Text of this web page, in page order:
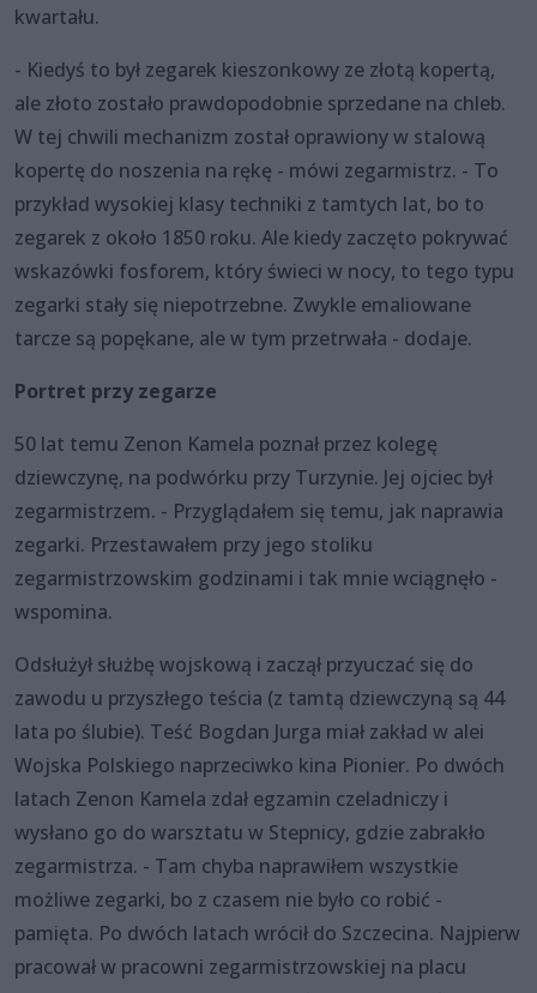
kwartału.
- Kiedyś to był zegarek kieszonkowy ze złotą kopertą,
ale złoto zostało prawdopodobnie sprzedane na chleb.
W tej chwili mechanizm został oprawiony w stalową
kopertę do noszenia na rękę - mówi zegarmistrz. - To
przykład wysokiej klasy techniki z tamtych lat, bo to
zegarek z około 1850 roku. Ale kiedy zaczęto pokrywać
wskazówki fosforem, który świeci w nocy, to tego typu
zegarki stały się niepotrzebne. Zwykle emaliowane
tarcze są popękane, ale w tym przetrwała - dodaje.
Portret przy zegarze
50 lat temu Zenon Kamela poznał przez kolegę
dziewczynę, na podwórku przy Turzynie. Jej ojciec był
zegarmistrzem. - Przyglądałem się temu, jak naprawia
zegarki. Przestawałem przy jego stoliku
zegarmistrzowskim godzinami i tak mnie wciągnęło -
wspomina.
Odsłużył służbę wojskową i zaczął przyuczać się do
zawodu u przyszłego teścia (z tamtą dziewczyną są 44
lata po ślubie). Teść Bogdan Jurga miał zakład w alei
Wojska Polskiego naprzeciwko kina Pionier. Po dwóch
latach Zenon Kamela zdał egzamin czeladniczy i
wysłano go do warsztatu w Stepnicy, gdzie zabrakło
zegarmistrza. - Tam chyba naprawiłem wszystkie
możliwe zegarki, bo z czasem nie było co robić -
pamięta. Po dwóch latach wrócił do Szczecina. Najpierw
pracował w pracowni zegarmistrzowskiej na placu